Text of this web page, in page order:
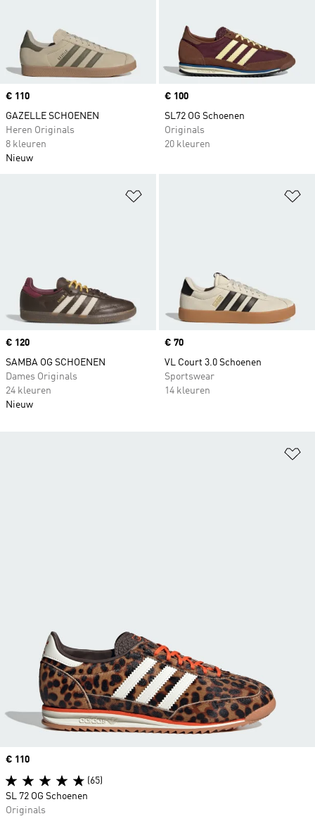
Price
€ 110
GAZELLE SCHOENEN
Heren Originals
8 kleuren
Nieuw
Price
€ 100
SL72 OG Schoenen
Originals
20 kleuren
Price
€ 120
SAMBA OG SCHOENEN
Dames Originals
24 kleuren
Nieuw
Price
€ 70
VL Court 3.0 Schoenen
Sportswear
14 kleuren
Price
€ 110
(65)
SL 72 OG Schoenen
Originals